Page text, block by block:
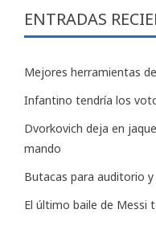
ENTRADAS
Mejores herramientas
Infantino tendría los
Dvorkovich deja en
mando
Butacas para auditorio
El último baile de Messi